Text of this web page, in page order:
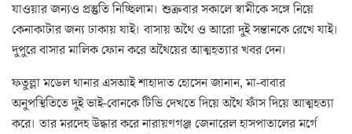
যাওয়ার জন্যও প্রস্তুতি নিচ্ছিলাম। শুক্রবার সকালে স্বামীকে সঙ্গে নিয়ে
কেনাকাটার জন্য ঢাকায় যাই। বাসায় অথৈ ও আরো দুই সন্তানকে রেখে যাই।
দুপুরে বাসার মালিক ফোন করে অথৈয়ের আত্মহত্যার খবর দেন।
ফতুল্লা মডেল থানার এসআই শাহাদাত হোসেন জানান, মা-বাবার
অনুপস্থিতিতে দুই ভাই-বোনকে টিভি দেখতে দিয়ে অথৈ ফাঁস দিয়ে আত্মহত্যা
করে। তার মরদেহ উদ্ধার করে নারায়ণগঞ্জ জেনারেল হাসপাতালের মর্গে